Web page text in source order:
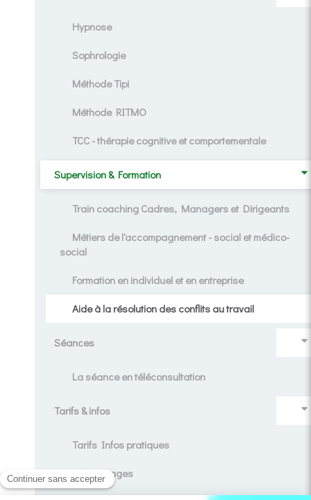
Hypnose
Sophrologie
Méthode Tipi
Méthode RITMO
TCC - thérapie cognitive et comportementale
Supervision & Formation
Train coaching Cadres, Managers et Dirigeants
Métiers de l'accompagnement - social et médico-
social
Formation en individuel et en entreprise
Aide à la résolution des conflits au travail
Séances
La séance en téléconsultation
Tarifs & infos
Tarifs Infos pratiques
Témoignages